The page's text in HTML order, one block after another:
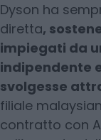
Dyson ha
diretta,
impiegati da
indipendente
svolgesse
filiale
contratto con